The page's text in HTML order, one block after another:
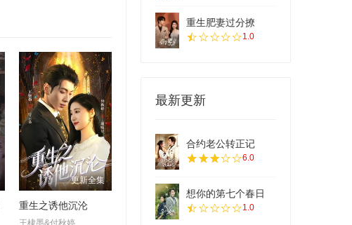
更新全集
重生之诱他沉沦
重生肥妻过分撩
1.0
最新更新
合约老公转正记
6.0
想你的第七个春日
1.0